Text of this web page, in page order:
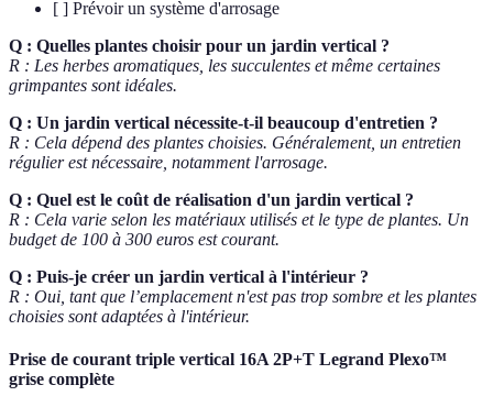
[ ] Prévoir un système d'arrosage
Q : Quelles plantes choisir pour un jardin vertical ?
R : Les herbes aromatiques, les succulentes et même certaines
grimpantes sont idéales.
Q : Un jardin vertical nécessite-t-il beaucoup d'entretien ?
R : Cela dépend des plantes choisies. Généralement, un entretien
régulier est nécessaire, notamment l'arrosage.
Q : Quel est le coût de réalisation d'un jardin vertical ?
R : Cela varie selon les matériaux utilisés et le type de plantes. Un
budget de 100 à 300 euros est courant.
Q : Puis-je créer un jardin vertical à l'intérieur ?
R : Oui, tant que l’emplacement n'est pas trop sombre et les plantes
choisies sont adaptées à l'intérieur.
Prise de courant triple vertical 16A 2P+T Legrand Plexo™
grise complète